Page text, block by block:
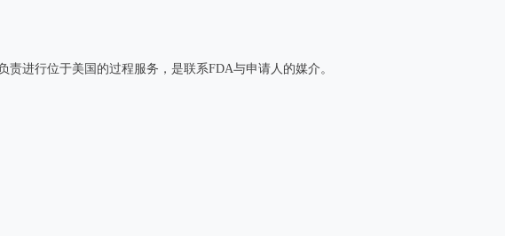
进行位于美国的过程服务，是联系FDA与申请人的媒介。